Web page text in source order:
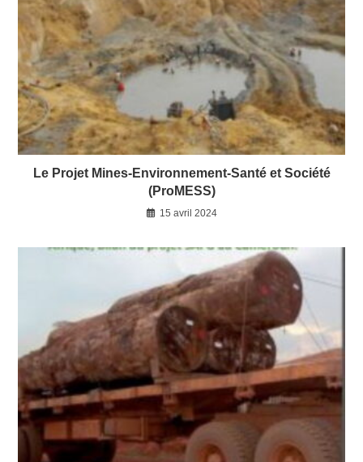
Le Projet Mines-Environnement-Santé et Société
(ProMESS)
15 avril 2024